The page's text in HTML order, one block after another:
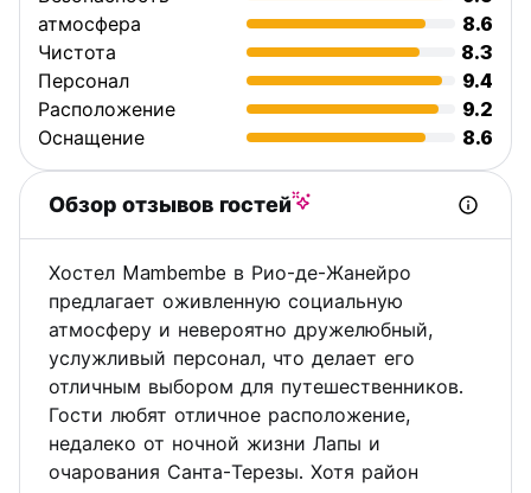
атмосфера
8.6
Чистота
8.3
Персонал
9.4
Расположение
9.2
Оснащение
8.6
Обзор отзывов гостей
Хостел Mambembe в Рио-де-Жанейро
предлагает оживленную социальную
атмосферу и невероятно дружелюбный,
услужливый персонал, что делает его
отличным выбором для путешественников.
Гости любят отличное расположение,
недалеко от ночной жизни Лапы и
очарования Санта-Терезы. Хотя район